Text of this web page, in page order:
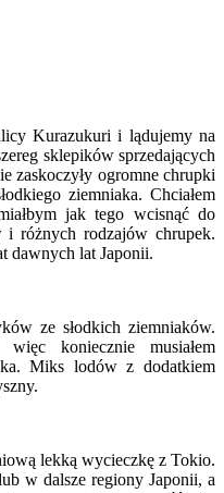
Kurazukuri i lądujemy na
sklepików sprzedających
zaskoczyły ogromne chrupki
ziemniaka. Chciałem
jak tego wcisnąć do
i różnych rodzajów chrupek.
dawnych lat Japonii.
ze słodkich ziemniaków.
koniecznie musiałem
Miks lodów z dodatkiem
lekką wycieczkę z Tokio.
w dalsze regiony Japonii, a